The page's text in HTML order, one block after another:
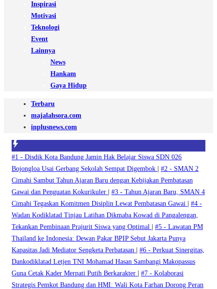
Inspirasi
Motivasi
Teknologi
Event
Lainnya
News
Hankam
Gaya Hidup
Terbaru
majalahsora.com
inplusnews.com
#1 - Disdik Kota Bandung Jamin Hak Belajar Siswa SDN 026
Bojongloa Usai Gerbang Sekolah Sempat Digembok
#2 - SMAN 2
Cimahi Sambut Tahun Ajaran Baru dengan Kebijakan Pembatasan
Gawai dan Penguatan Kokurikuler
#3 - Tahun Ajaran Baru, SMAN 4
Cimahi Tegaskan Komitmen Disiplin Lewat Pembatasan Gawai
#4 -
Wadan Kodiklatad Tinjau Latihan Dikmaba Kowad di Pangalengan,
Tekankan Pembinaan Prajurit Siswa yang Optimal
#5 - Lawatan PM
Thailand ke Indonesia: Dewan Pakar BPIP Sebut Jakarta Punya
Kapasitas Jadi Mediator Sengketa Perbatasan
#6 - Perkuat Sinergitas,
Dankodiklatad Letjen TNI Mohamad Hasan Sambangi Makopassus
Guna Cetak Kader Merpati Putih Berkarakter
#7 - Kolaborasi
Strategis Pemkot Bandung dan HMI: Wali Kota Farhan Dorong Peran